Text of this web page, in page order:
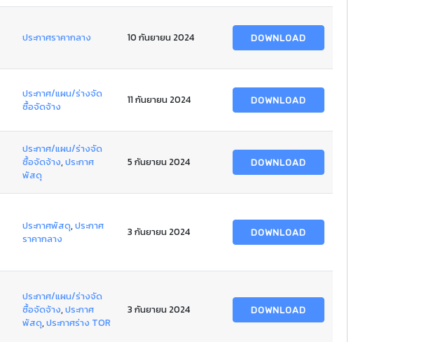
ประกาศราคากลาง 10 กันยายน 2024 DOWNLOAD
ประกาศ/แผน/ร่างจัด
ซื้อจัดจ้าง
11 กันยายน 2024 DOWNLOAD
ประกาศ/แผน/ร่างจัด
ซื้อจัดจ้าง,ประกาศ
พัสดุ
5 กันยายน 2024 DOWNLOAD
ประกาศพัสดุ,ประกาศ
ราคากลาง
3 กันยายน 2024 DOWNLOAD
ประกาศ/แผน/ร่างจัด
ซื้อจัดจ้าง,ประกาศ
พัสดุ,ประกาศร่าง TOR
3 กันยายน 2024 DOWNLOAD